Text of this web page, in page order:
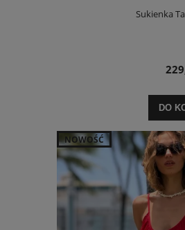
Sukienka
DO
NOWOŚĆ